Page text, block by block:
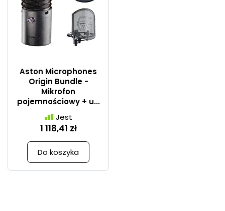
Aston Microphones
Origin Bundle -
Mikrofon
pojemnościowy + u...
Jest
1 118,41 zł
Do koszyka